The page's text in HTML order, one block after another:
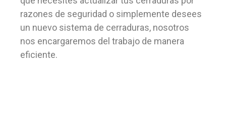
razones de seguridad o simplemente desees
un nuevo sistema de cerraduras, nosotros
nos encargaremos del trabajo de manera
eficiente.